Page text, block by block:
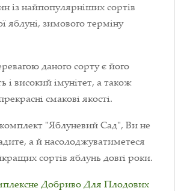
із найпопулярніших сортів
яблуні, зимового терміну
даного сорту є його
і високий імунітет, а також
смакові якості.
"Яблуневий Сад", Ви не
а й насолоджуватиметеся
сортів яблунь довгі роки.
Добриво Для Плодових